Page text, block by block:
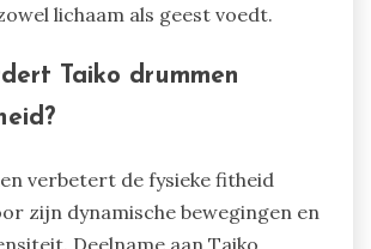
lichaam als geest voedt.
Taiko drummen
verbetert de fysieke fitheid
zijn dynamische bewegingen en